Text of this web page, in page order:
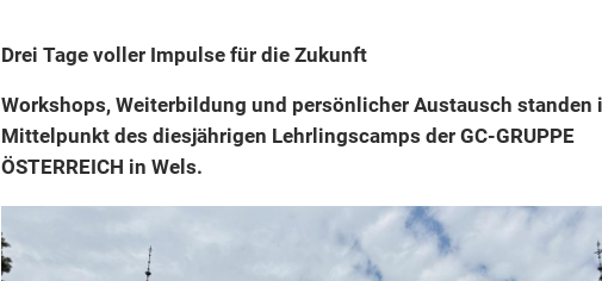
Drei Tage voller Impulse für die Zukunft
Workshops, Weiterbildung und persönlicher Austausch standen
Mittelpunkt des diesjährigen Lehrlingscamps der GC-GRUPPE
ÖSTERREICH in Wels.